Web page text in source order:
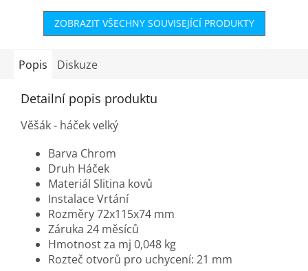
ZOBRAZIT VŠECHNY SOUVISEJÍCÍ PRODUKTY
Popis Diskuze
Detailní popis produktu
Věšák - háček velký
Barva Chrom
Druh Háček
Materiál Slitina kovů
Instalace Vrtání
Rozměry 72x115x74 mm
Záruka 24 měsíců
Hmotnost za mj 0,048 kg
Rozteč otvorů pro uchycení: 21 mm